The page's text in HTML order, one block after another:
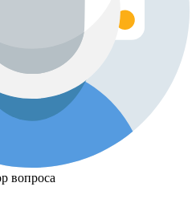
вопроса